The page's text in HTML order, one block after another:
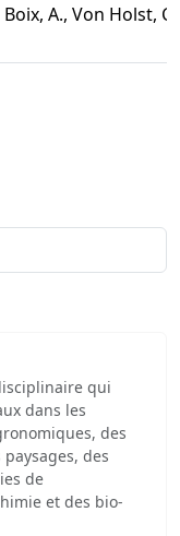
Boix, A., Von Holst,
qui
dans les
des
des
de
et des bio-